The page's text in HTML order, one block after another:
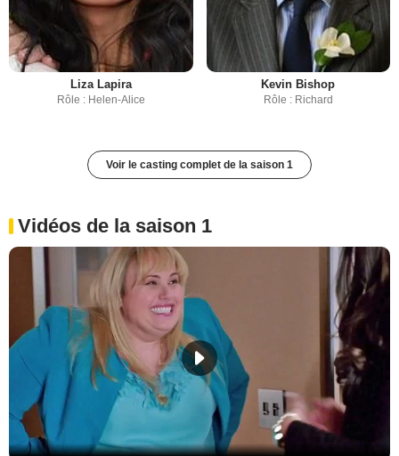
Liza Lapira
Rôle : Helen-Alice
Kevin Bishop
Rôle : Richard
Voir le casting complet de la saison 1
Vidéos de la saison 1